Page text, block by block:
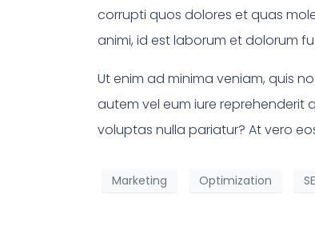
corrupti quos dolores et quas
animi, id est laborum et dolorum
Ut enim ad minima veniam, quis
autem vel eum iure reprehenderit
voluptas nulla pariatur? At vero
Marketing Optimization